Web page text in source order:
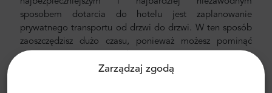
Zarządzaj zgodą
sposobem dotarcia do hotelu jest zaplanowanie
prywatnego transportu od drzwi do drzwi. W ten sposób
zaoszczędzisz dużo czasu, ponieważ możesz pominąć
nieprzyjemny proces ustalania trasy, poruszania się po
mieście i znajdowania drogi.